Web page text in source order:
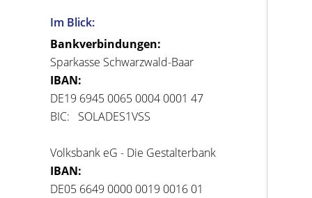
Im Blick:
Bankverbindungen:
Sparkasse Schwarzwald-Baar
IBAN:
DE19 6945 0065 0004 0001 47
BIC: SOLADES1VSS
Volksbank eG - Die Gestalterbank
IBAN:
DE05 6649 0000 0019 0016 01